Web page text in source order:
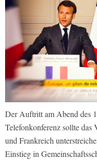
Der Auftritt am Abend des
Telefonkonferenz sollte das
und Frankreich
Einstieg in